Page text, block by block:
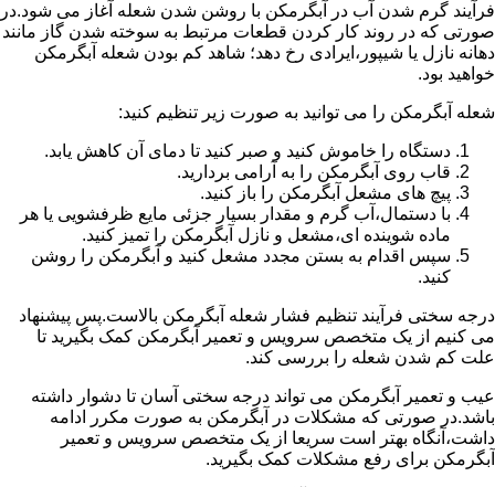
فرآیند گرم شدن آب در آبگرمکن با روشن شدن شعله آغاز می شود.در
صورتی که در روند کار کردن قطعات مرتبط به سوخته شدن گاز مانند
دهانه نازل یا شیپور،ایرادی رخ دهد؛ شاهد کم بودن شعله آبگرمکن
خواهید بود.
شعله آبگرمکن را می توانید به صورت زیر تنظیم کنید:
دستگاه را خاموش کنید و صبر کنید تا دمای آن کاهش یابد.
قاب روی آبگرمکن را به آرامی بردارید.
پیچ های مشعل آبگرمکن را باز کنید.
با دستمال،آب گرم و مقدار بسیار جزئی مایع ظرفشویی یا هر
ماده شوینده ای،مشعل و نازل آبگرمکن را تمیز کنید.
سپس اقدام به بستن مجدد مشعل کنید و آبگرمکن را روشن
کنید.
درجه سختی فرآیند تنظیم فشار شعله آبگرمکن بالاست.پس پیشنهاد
می کنیم از یک متخصص سرویس و تعمیر آبگرمکن کمک بگیرید تا
علت کم شدن شعله را بررسی کند.
عیب و تعمیر آبگرمکن می تواند درجه سختی آسان تا دشوار داشته
باشد.در صورتی که مشکلات در آبگرمکن به صورت مکرر ادامه
داشت،آنگاه بهتر است سریعا از یک متخصص سرویس و تعمیر
آبگرمکن برای رفع مشکلات کمک بگیرید.